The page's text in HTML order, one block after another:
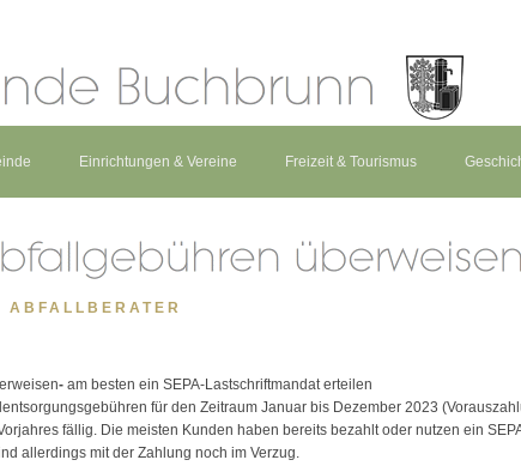
Einrichtungen & Vereine Freizeit & Tourismus
ABFALLBERATER
- am besten ein SEPA-Lastschriftmandat erteilen
für den Zeitraum Januar bis Dezember 2023
fällig. Die meisten Kunden haben bereits bezahlt oder nutzen ein
allerdings mit der Zahlung noch im Verzug.